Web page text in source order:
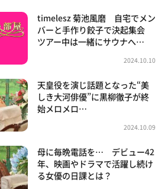
timelesz 菊池風磨 自宅でメン
バーと手作り餃子で決起集会
ツアー中は一緒にサウナへ…
2024.10.10
天皇役を演じ話題となった“美
しき大河俳優”に黒柳徹子が終
始メロメロ…
2024.10.09
母に毎晩電話を… デビュー42
年、映画やドラマで活躍し続け
る女優の日課とは？